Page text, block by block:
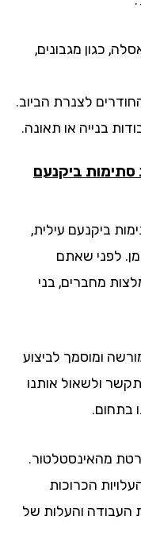
מגבונים,
לצנרת הביוב.
או תאונה.
ביקנעם
עילית,
שאתם
מחברים, בני
לביצוע
ולשאול אותנו
הכרוכות
והעלות של